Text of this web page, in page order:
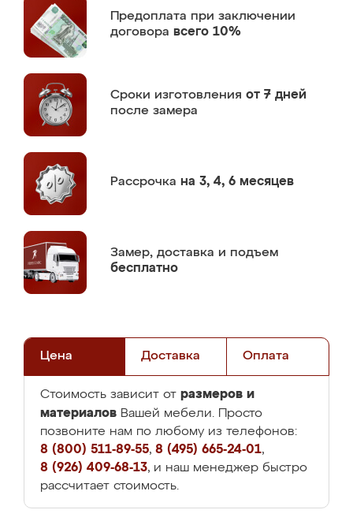
Предоплата при заключении
договора всего 10%
Сроки изготовления от 7 дней
после замера
Рассрочка на 3, 4, 6 месяцев
Замер, доставка и подъем
бесплатно
Цена Доставка Оплата
Стоимость зависит от размеров и
материалов Вашей мебели. Просто
позвоните нам по любому из телефонов:
8 (800) 511-89-55, 8 (495) 665-24-01,
8 (926) 409-68-13, и наш менеджер быстро
рассчитает стоимость.